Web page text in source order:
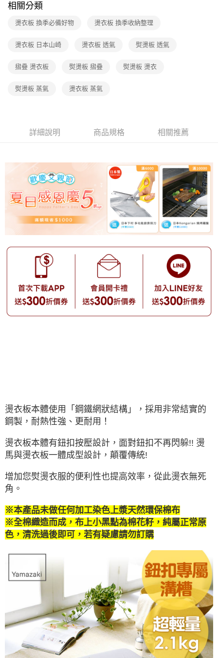
相關分類
燙衣板 換季必備好物 燙衣板 換季收納整理
燙衣板 日本山崎 燙衣板 透氣 熨燙板 透氣
摺疊 燙衣板 熨燙板 摺疊 熨燙板 燙衣
熨燙板 蒸氣 燙衣板 蒸氣
詳細說明 商品規格 相關推薦
燙衣板本體使用「鋼鐵網狀結構」， 採用非常結實的
鋼製，耐熱性強、更耐用！
燙衣板本體有鈕扣按壓設計，面對鈕扣不再閃躲!! 燙
馬與燙衣板一體成型設計，顛覆傳統!
增加您熨燙衣服的便利性也提高效率，從此燙衣無死
角。
※本產品未做任何加工染色上漿天然環保棉布
※全棉織造而成，布上小黑點為棉花籽，純屬正常原
色，清洗過後即可，若有疑慮請勿訂購